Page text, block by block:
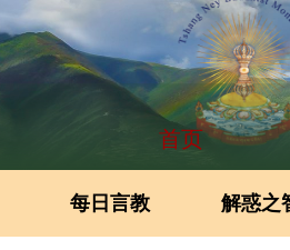
首页
每日言教 解惑之